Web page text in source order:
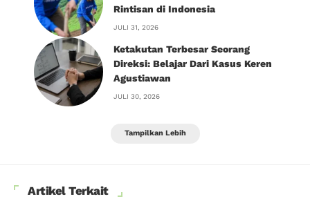
Rintisan di Indonesia
JULI 31, 2026
Ketakutan Terbesar Seorang
Direksi: Belajar Dari Kasus Keren
Agustiawan
JULI 30, 2026
Tampilkan Lebih
Artikel Terkait